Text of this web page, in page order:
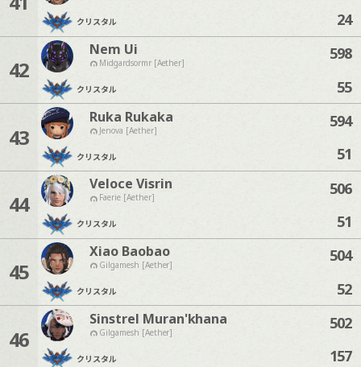
クリスタル
24
42
Nem Ui
Midgardsormr [Aether]
クリスタル
598
55
43
Ruka Rukaka
Jenova [Aether]
クリスタル
594
51
44
Veloce Visrin
Faerie [Aether]
クリスタル
506
51
45
Xiao Baobao
Gilgamesh [Aether]
クリスタル
504
52
46
Sinstrel Muran'khana
Gilgamesh [Aether]
クリスタル
502
157